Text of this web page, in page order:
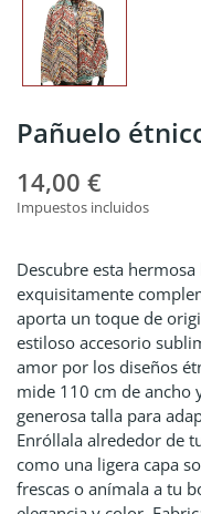
Pañuelo
14,00 €
Impuestos incluidos
Descubre esta
exquisitamente
aporta un toque de
estiloso accesorio
amor por los diseños
mide 110 cm de ancho
generosa talla para
Enróllala alrededor de
como una ligera capa
frescas o anímala a tu